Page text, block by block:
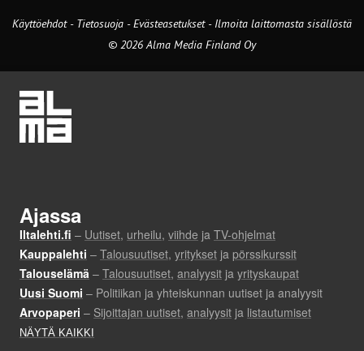
Käyttöehdot - Tietosuoja -Evästeasetukset- Ilmoita laittomasta sisällöstä
© 2026 Alma Media Finland Oy